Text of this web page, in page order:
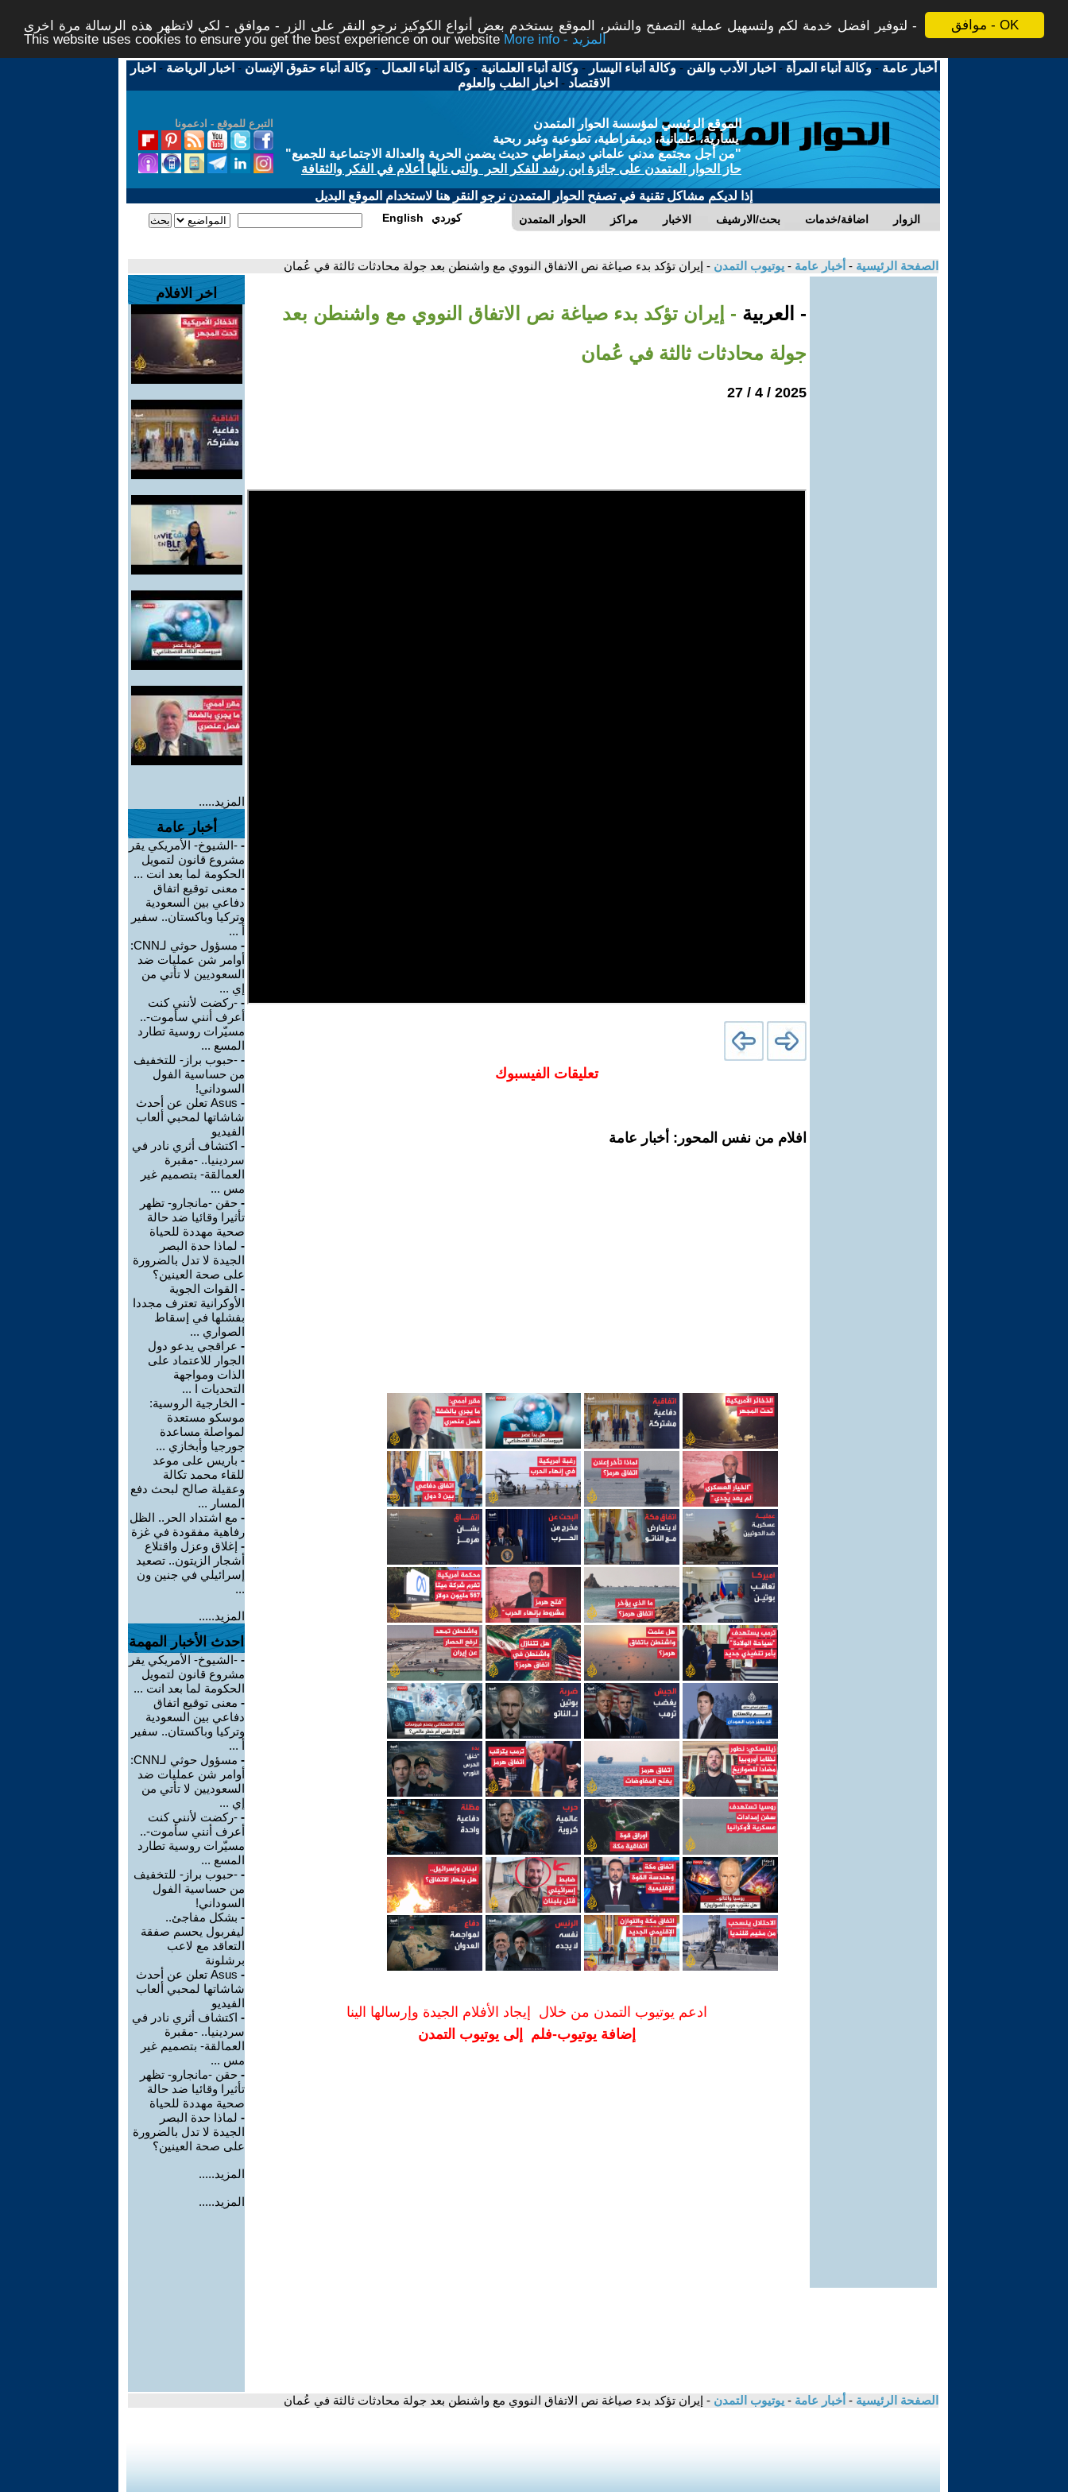
موافق - OK
لتوفير افضل خدمة لكم ولتسهيل عملية التصفح والنشر، الموقع يستخدم بعض أنواع الكوكيز نرجو النقر على الزر - موافق - لكي لاتظهر هذه الرسالة مرة اخرى -
This website uses cookies to ensure you get the best experience on our website
More info - المزيد
أخبار عامة -وكالة أنباء المرأة - اخبار الأدب والفن -وكالة أنباء اليسار -وكالة أنباء العلمانية -وكالة أنباء العمال -وكالة أنباء حقوق الإنسان - اخبار الرياضة - اخبار
الاقتصاد - اخبار الطب والعلوم
التبرع للموقع - ادعمونا
الموقع الرئيسي لمؤسسة الحوار المتمدن
يسارية، علمانية، ديمقراطية، تطوعية وغير ربحية
"من أجل مجتمع مدني علماني ديمقراطي حديث يضمن الحرية والعدالة الاجتماعية للجميع"
حاز الحوار المتمدن على جائزة ابن رشد للفكر الحر والتى نالها أعلام في الفكر والثقافة
إذا لديكم مشاكل تقنية في تصفح الحوار المتمدن نرجو النقر هنا لاستخدام الموقع البديل
الحوار المتمدن مراكز الاخبار بحث/الارشيف اضافة/خدمات الزوار English كوردي
الصفحة الرئيسية - أخبار عامة - يوتيوب التمدن - إيران تؤكد بدء صياغة نص الاتفاق النووي مع واشنطن بعد جولة محادثات ثالثة في عُمان
- العربية - إيران تؤكد بدء صياغة نص الاتفاق النووي مع واشنطن بعد
جولة محادثات ثالثة في عُمان
2025 / 4 / 27
تعليقات الفيسبوك
افلام من نفس المحور: أخبار عامة
ادعم يوتيوب التمدن من خلال إيجاد الأفلام الجيدة وإرسالها الينا
إضافة يوتيوب-فلم إلى يوتيوب التمدن
اخر الافلام
المزيد.....
أخبار عامة
- -الشيوخ- الأمريكي يقر
مشروع قانون لتمويل
الحكومة لما بعد انت ...
- معنى توقيع اتفاق
دفاعي بين السعودية
وتركيا وباكستان.. سفير
أ ...
-
مسؤول حوثي لـCNN:
أوامر شن عمليات ضد
السعوديين لا تأتي من
إي ...
- -ركضت لأنني كنت
أعرف أنني سأموت-..
مسيّرات روسية تطارد
المسع ...
- -حبوب براز- للتخفيف
من حساسية الفول
السوداني!
-
Asus تعلن عن أحدث
شاشاتها لمحبي ألعاب
الفيديو
- اكتشاف أثري نادر في
سردينيا.. -مقبرة
العمالقة- بتصميم غير
مس ...
- حقن -مانجارو- تظهر
تأثيرا وقائيا ضد حالة
صحية مهددة للحياة
- لماذا حدة البصر
الجيدة لا تدل بالضرورة
على صحة العينين؟
- القوات الجوية
الأوكرانية تعترف مجددا
بفشلها في إسقاط
الصواري ...
- عراقجي يدعو دول
الجوار للاعتماد على
الذات ومواجهة
التحديات ا ...
- الخارجية الروسية:
موسكو مستعدة
لمواصلة مساعدة
جورجيا وأبخازي ...
- باريس على موعد
للقاء محمد تكالة
وعقيلة صالح لبحث دفع
المسار ...
- مع اشتداد الحر.. الظل
رفاهية مفقودة في غزة
- إغلاق وعزل واقتلاع
أشجار الزيتون.. تصعيد
إسرائيلي في جنين ون
...
المزيد.....
احدث الأخبار المهمة
- -الشيوخ- الأمريكي يقر
مشروع قانون لتمويل
الحكومة لما بعد انت ...
- معنى توقيع اتفاق
دفاعي بين السعودية
وتركيا وباكستان.. سفير
أ ...
-
مسؤول حوثي لـCNN:
أوامر شن عمليات ضد
السعوديين لا تأتي من
إي ...
- -ركضت لأنني كنت
أعرف أنني سأموت-..
مسيّرات روسية تطارد
المسع ...
- -حبوب براز- للتخفيف
من حساسية الفول
السوداني!
- بشكل مفاجئ..
ليفربول يحسم صفقة
التعاقد مع لاعب
برشلونة
-
Asus تعلن عن أحدث
شاشاتها لمحبي ألعاب
الفيديو
- اكتشاف أثري نادر في
سردينيا.. -مقبرة
العمالقة- بتصميم غير
مس ...
- حقن -مانجارو- تظهر
تأثيرا وقائيا ضد حالة
صحية مهددة للحياة
- لماذا حدة البصر
الجيدة لا تدل بالضرورة
على صحة العينين؟
المزيد.....
المزيد.....
الصفحة الرئيسية - أخبار عامة - يوتيوب التمدن - إيران تؤكد بدء صياغة نص الاتفاق النووي مع واشنطن بعد جولة محادثات ثالثة في عُمان